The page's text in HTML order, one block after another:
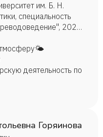
им. Б. Н.
специальность
2023
деятельность по
Горяинова